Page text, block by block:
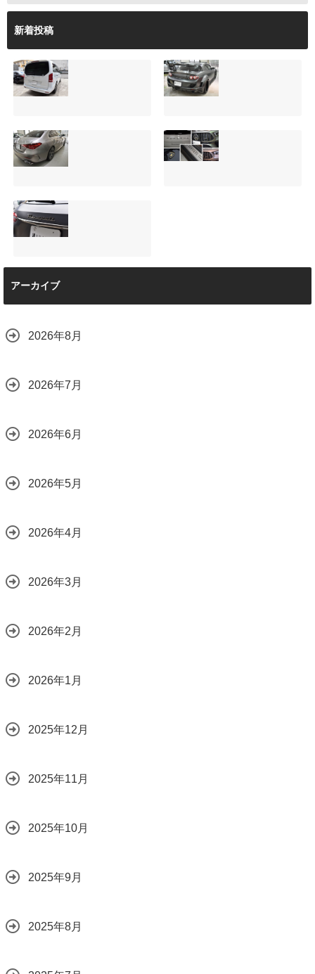
新着投稿
サンルーフ付きベ
ンツVクラス
（V220d）にフリ
店で断られた悩み
をプロの技術で解
決
2026.08.04
マツダRX-8（マッ
トグレー）の板金
修理と専用コーテ
【施工事例】メル
セデス・ベンツ
C220d｜3層セラ
ート」と弱点克服
のプロテクション
フィルム施工（東
京都世田谷区）
マセラティ グレカ
ーレ トロフェオ
2026.07.22
アーカイブ
2026年8月
2026年7月
2026年6月
2026年5月
2026年4月
2026年3月
2026年2月
2026年1月
2025年12月
2025年11月
2025年10月
2025年9月
2025年8月